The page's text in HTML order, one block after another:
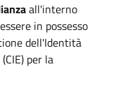
all'interno
in possesso
dell'Identità
per la